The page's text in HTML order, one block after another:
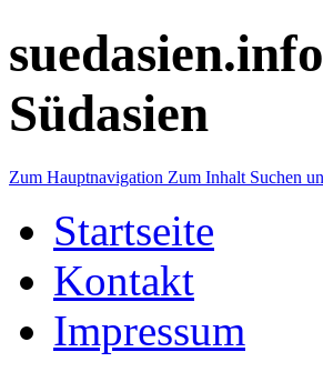
Südasien
Zum Hauptnavigation Zum Inhalt Suchen
Startseite
Kontakt
Impressum